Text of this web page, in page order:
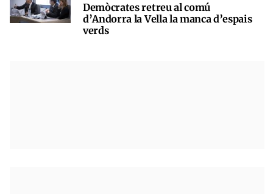
Demòcrates retreu al comú
d’Andorra la Vella la manca d’espais
verds